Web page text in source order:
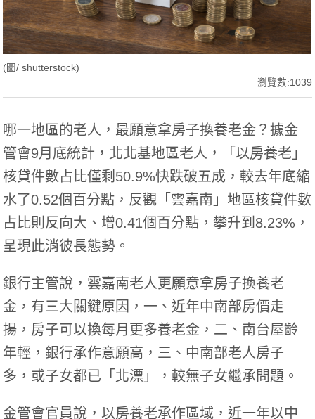
(圖/ shutterstock)
瀏覽數:1039
哪一地區的老人，最願意拿房子換養老金？據金
管會9月底統計，北北基地區老人，「以房養老」
核貸件數占比僅剩50.9%快跌破五成，較去年底縮
水了0.52個百分點，反觀「雲嘉南」地區核貸件數
占比則反向大、增0.41個百分點，攀升到8.23%，
呈現此消彼長態勢。
銀行主管說，雲嘉南老人更願意拿房子換養老
金，有三大關鍵原因，一、近年中南部房價走
揚，房子可以換每月更多養老金，二、南台屋齡
年輕，銀行承作意願高，三、中南部老人房子
多，或子女都已「北漂」，較無子女繼承問題。
金管會官員說，以房養老承作區域，近一年以中